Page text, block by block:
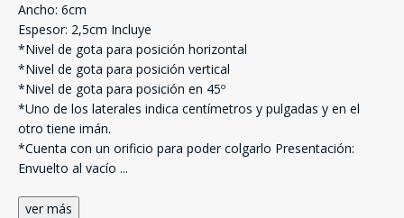
Ancho: 6cm
Espesor: 2,5cm Incluye
*Nivel de gota para posición horizontal
*Nivel de gota para posición vertical
*Nivel de gota para posición en 45º
*Uno de los laterales indica centímetros y pulgadas y en el
otro tiene imán.
*Cuenta con un orificio para poder colgarlo Presentación:
Envuelto al vacío ...
ver más